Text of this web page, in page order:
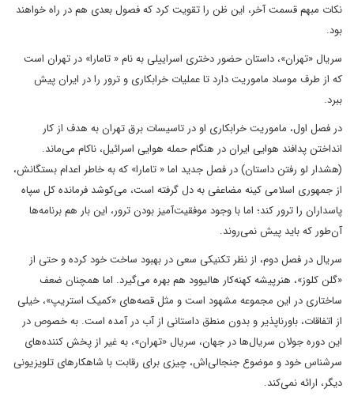
نکات مبهم قسمت آخر، این ظن را تقویت کرد که فصول بعدی هم در راه خواهند
بود.
سریال «تهران»، داستان حضور دختری اسراییلی به نام « تامارا» در تهران است
که از طرف موساد ماموریت دارد تا عملیات خرابکاری و ترور را در ایران پیش
ببرد.
در فصل اول، ماموریت خرابکاری او در تاسیسات برق تهران به هدف از کار
انداختن پدافند هوایی ایران در هنگام حمله هوایی اسرائیل، ناکام می‌ماند.
(هشدار لو رفتن داستان) در فصل جدید اما « تامارا» که به خاطر اعدام بستگانش،
از جمهوری اسلامی کینه مضاعفی به دل گرفته است، می‌کوشد فرمانده کل سپاه
پاسداران را ترور کند؛ اما با وجود موفقیت‌آمیز بودن ترور، این بار هم برنامه‌ها
آن‌طور که باید پیش نمی‌روند.
سریال در فصل دوم، از نظر تکنیکی سعی در بهبود ساخت خود کرده و حتی از
«گلن کلوز»، هنرپیشه کهنه‌کار هالیوود هم بهره می‌گیرد. اما همچنان ضعف
ساختاری در این مجموعه مشهود است و مثل قصه‌های «کمیک استریپ»، خیلی
از اتفاقات، باورناپذیر و بدون منطق داستانی از آب در آمده است. به خصوص در
این دوره جولان سریال‌ها در جهان، سریال «تهران»، به غیر از پخش کننده‌های
سرشناس خود و موضوع جنجالی‌اش، چیزی برای رقابت با شاهکارهای تلویزیونی
دیگر، ارائه نمی‌کند.